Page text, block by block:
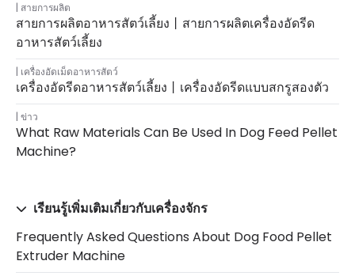
สายการผลิต
สายการผลิตอาหารสัตว์เลี้ยง丨สายการผลิตเครื่องอัดรีด
อาหารสัตว์เลี้ยง
เครื่องอัดเม็ดอาหารสัตว์
เครื่องอัดรีดอาหารสัตว์เลี้ยง丨เครื่องอัดรีดแบบสกรูสองตัว
ข่าว
What Raw Materials Can Be Used In Dog Feed Pellet
Machine?
เรียนรู้เพิ่มเติมเกี่ยวกับเครื่องจักร
Frequently Asked Questions About Dog Food Pellet
Extruder Machine